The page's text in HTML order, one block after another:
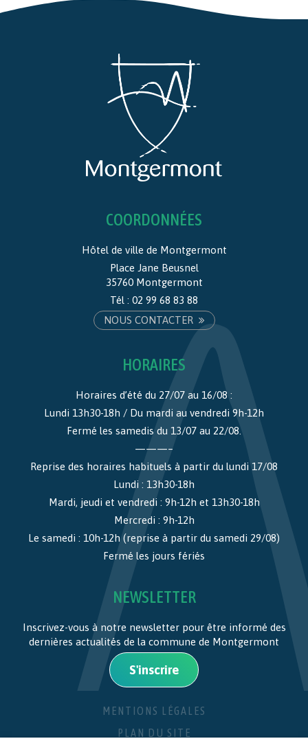
COORDONNÉES
Hôtel de ville de Montgermont
Place Jane Beusnel
35760 Montgermont
Tél : 02 99 68 83 88
NOUS CONTACTER
HORAIRES
Horaires d’été du 27/07 au 16/08 :
Lundi 13h30-18h / Du mardi au vendredi 9h-12h
Fermé les samedis du 13/07 au 22/08.
———–
Reprise des horaires habituels à partir du lundi 17/08
Lundi : 13h30-18h
Mardi, jeudi et vendredi : 9h-12h et 13h30-18h
Mercredi : 9h-12h
Le samedi : 10h-12h (reprise à partir du samedi 29/08)
Fermé les jours fériés
NEWSLETTER
Inscrivez-vous à notre newsletter pour être informé des
dernières actualités de la commune de Montgermont
S'inscrire
MENTIONS LÉGALES
PLAN DU SITE